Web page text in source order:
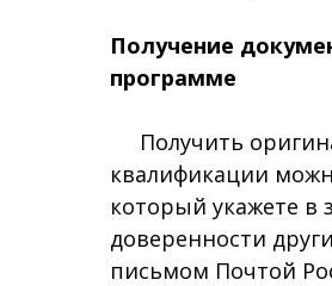
Получение
программе
Получить
квалификации
который укажете в
доверенности
письмом Почтой